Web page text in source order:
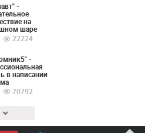
-
на
шаре
22224
-
в написании
70792